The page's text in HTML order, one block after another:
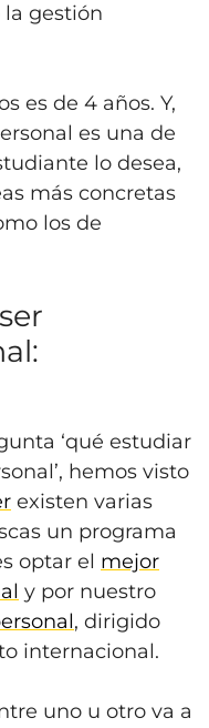
la gestión
es de 4 años. Y,
es una de
lo desea,
más concretas
los de
‘qué estudiar
hemos visto
existen varias
un programa
optar el mejor
y por nuestro
, dirigido
internacional.
uno u otro va a